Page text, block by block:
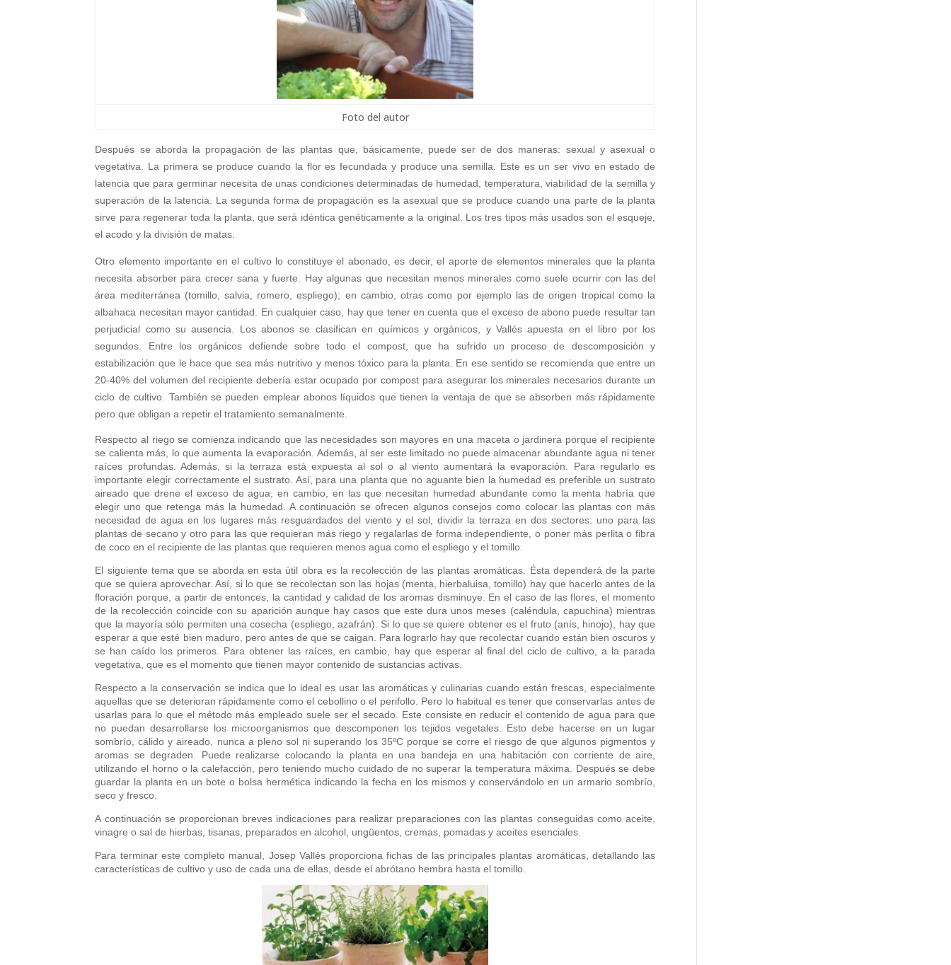
Foto del autor
Después se aborda la propagación de las plantas que, básicamente, puede ser de dos maneras: sexual y asexual o
vegetativa. La primera se produce cuando la flor es fecundada y produce una semilla. Este es un ser vivo en estado de
latencia que para germinar necesita de unas condiciones determinadas de humedad, temperatura, viabilidad de la semilla y
superación de la latencia. La segunda forma de propagación es la asexual que se produce cuando una parte de la planta
sirve para regenerar toda la planta, que será idéntica genéticamente a la original. Los tres tipos más usados son el esqueje,
el acodo y la división de matas.
Otro elemento importante en el cultivo lo constituye el abonado, es decir, el aporte de elementos minerales que la planta
necesita absorber para crecer sana y fuerte. Hay algunas que necesitan menos minerales como suele ocurrir con las del
área mediterránea (tomillo, salvia, romero, espliego); en cambio, otras como por ejemplo las de origen tropical como la
albahaca necesitan mayor cantidad. En cualquier caso, hay que tener en cuenta que el exceso de abono puede resultar tan
perjudicial como su ausencia. Los abonos se clasifican en químicos y orgánicos, y Vallés apuesta en el libro por los
segundos. Entre los orgánicos defiende sobre todo el compost, que ha sufrido un proceso de descomposición y
estabilización que le hace que sea más nutritivo y menos tóxico para la planta. En ese sentido se recomienda que entre un
20-40% del volumen del recipiente debería estar ocupado por compost para asegurar los minerales necesarios durante un
ciclo de cultivo. También se pueden emplear abonos líquidos que tienen la ventaja de que se absorben más rápidamente
pero que obligan a repetir el tratamiento semanalmente.
Respecto al riego se comienza indicando que las necesidades son mayores en una maceta o jardinera porque el recipiente
se calienta más, lo que aumenta la evaporación. Además, al ser este limitado no puede almacenar abundante agua ni tener
raíces profundas. Además, si la terraza está expuesta al sol o al viento aumentará la evaporación. Para regularlo es
importante elegir correctamente el sustrato. Así, para una planta que no aguante bien la humedad es preferible un sustrato
aireado que drene el exceso de agua; en cambio, en las que necesitan humedad abundante como la menta habría que
elegir uno que retenga más la humedad. A continuación se ofrecen algunos consejos como colocar las plantas con más
necesidad de agua en los lugares más resguardados del viento y el sol, dividir la terraza en dos sectores: uno para las
plantas de secano y otro para las que requieran más riego y regalarlas de forma independiente, o poner más perlita o fibra
de coco en el recipiente de las plantas que requieren menos agua como el espliego y el tomillo.
El siguiente tema que se aborda en esta útil obra es la recolección de las plantas aromáticas. Ésta dependerá de la parte
que se quiera aprovechar. Así, si lo que se recolectan son las hojas (menta, hierbaluisa, tomillo) hay que hacerlo antes de la
floración porque, a partir de entonces, la cantidad y calidad de los aromas disminuye. En el caso de las flores, el momento
de la recolección coincide con su aparición aunque hay casos que este dura unos meses (caléndula, capuchina) mientras
que la mayoría sólo permiten una cosecha (espliego, azafrán). Si lo que se quiere obtener es el fruto (anís, hinojo), hay que
esperar a que esté bien maduro, pero antes de que se caigan. Para lograrlo hay que recolectar cuando están bien oscuros y
se han caído los primeros. Para obtener las raíces, en cambio, hay que esperar al final del ciclo de cultivo, a la parada
vegetativa, que es el momento que tienen mayor contenido de sustancias activas.
Respecto a la conservación se indica que lo ideal es usar las aromáticas y culinarias cuando están frescas, especialmente
aquellas que se deterioran rápidamente como el cebollino o el perifollo. Pero lo habitual es tener que conservarlas antes de
usarlas para lo que el método más empleado suele ser el secado. Este consiste en reducir el contenido de agua para que
no puedan desarrollarse los microorganismos que descomponen los tejidos vegetales. Esto debe hacerse en un lugar
sombrío, cálido y aireado, nunca a pleno sol ni superando los 35ºC porque se corre el riesgo de que algunos pigmentos y
aromas se degraden. Puede realizarse colocando la planta en una bandeja en una habitación con corriente de aire,
utilizando el horno o la calefacción, pero teniendo mucho cuidado de no superar la temperatura máxima. Después se debe
guardar la planta en un bote o bolsa hermética indicando la fecha en los mismos y conservándolo en un armario sombrío,
seco y fresco.
A continuación se proporcionan breves indicaciones para realizar preparaciones con las plantas conseguidas como aceite,
vinagre o sal de hierbas, tisanas, preparados en alcohol, ungüentos, cremas, pomadas y aceites esenciales.
Para terminar este completo manual, Josep Vallés proporciona fichas de las principales plantas aromáticas, detallando las
características de cultivo y uso de cada una de ellas, desde el abrótano hembra hasta el tomillo.